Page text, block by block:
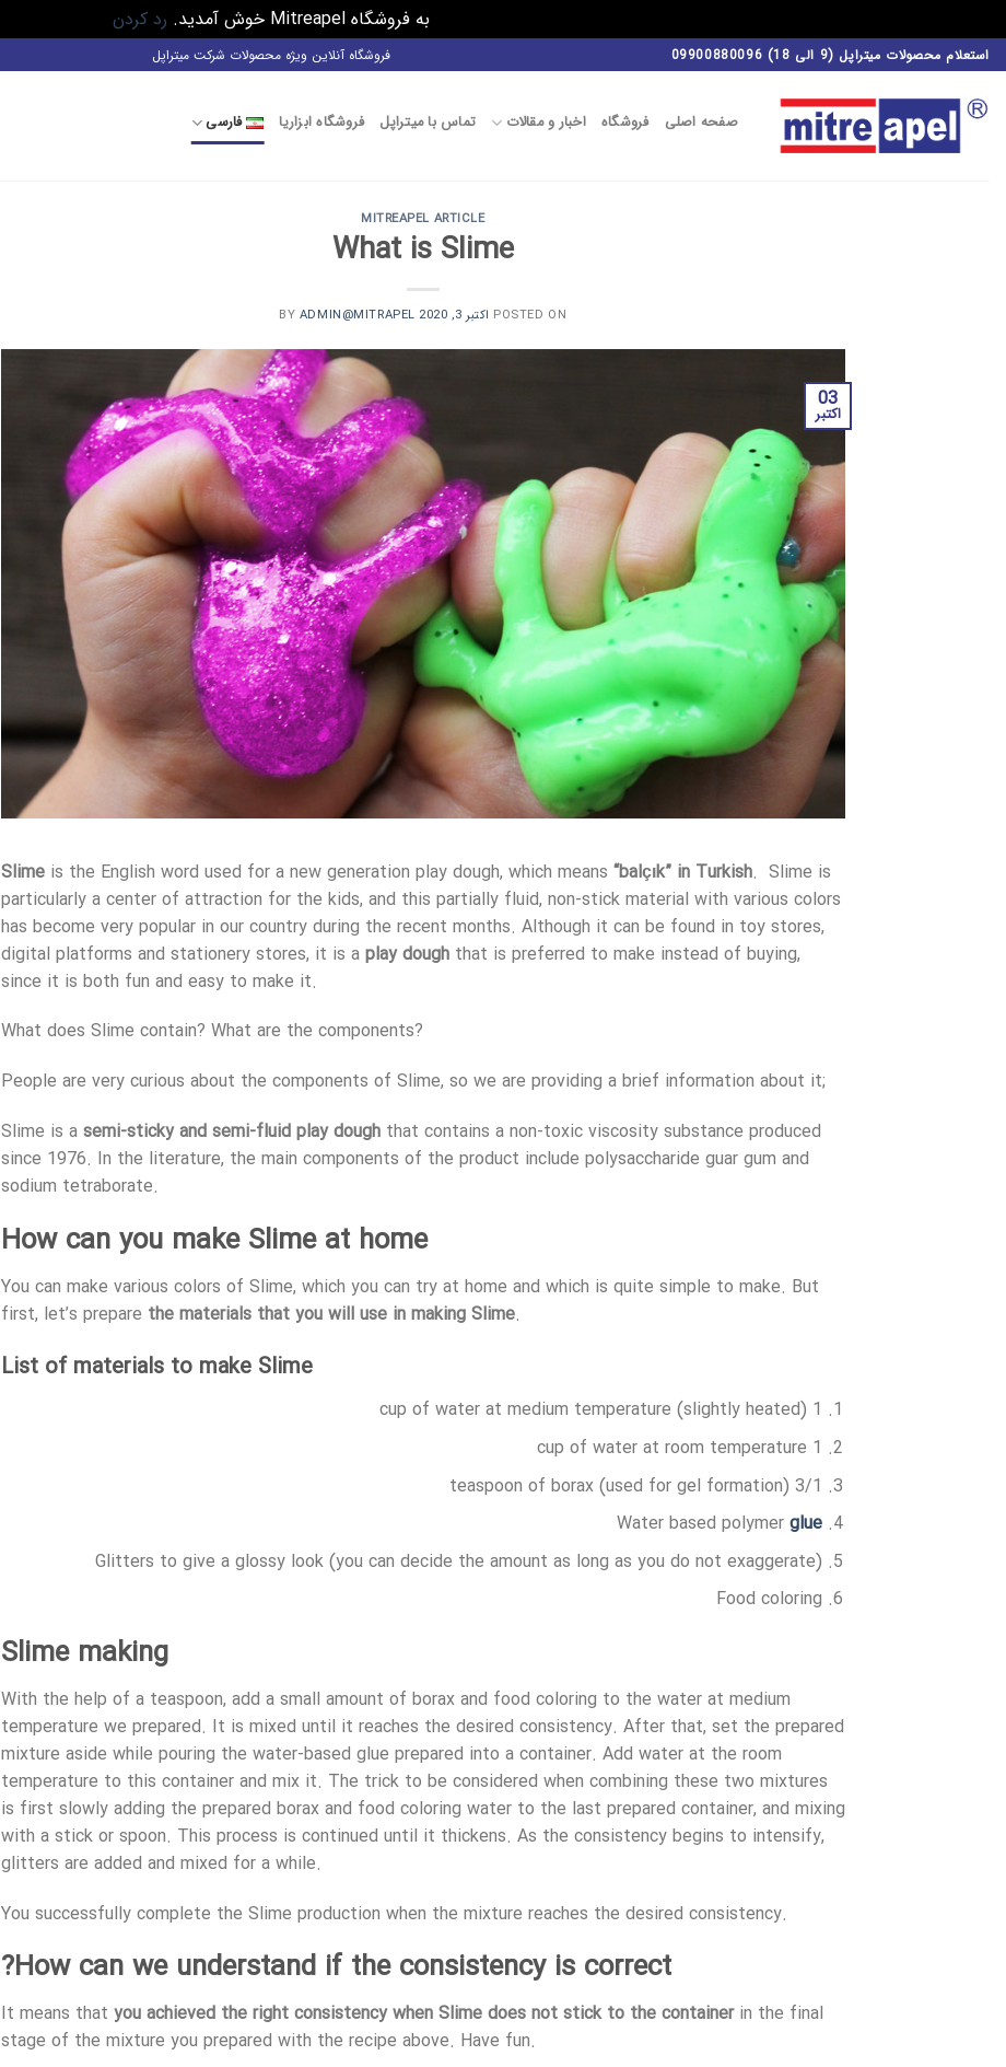
به فروشگاه Mitreapel خوش آمدید.
رد کردن
رفتن
به
محتوا
استعلام محصولات میتراپل (9 الی 18) 09900880096 فروشگاه آنلاین ویژه محصولات شرکت میتراپل
صفحه اصلی فروشگاه اخبار و مقالات تماس با میتراپل فروشگاه ابزاریا فارسی
MITREAPEL ARTICLE
What is Slime
POSTED ON اکتبر 3, 2020 ADMIN@MITRAPEL
03
اکتبر
Slimeis the English word used for a new generation play dough, which means “balçık” in Turkish. Slime is
particularly a center of attraction for the kids, and this partially fluid, non-stick material with various colors
has become very popular in our country during the recent months. Although it can be found in toy stores,
digital platforms and stationery stores, it is a play doughthat is preferred to make instead of buying,
since it is both fun and easy to make it.
What does Slime contain? What are the components?
People are very curious about the components of Slime, so we are providing a brief information about it;
Slime is a semi-sticky and semi-fluid play doughthat contains a non-toxic viscosity substance produced
since 1976. In the literature, the main components of the product include polysaccharide guar gum and
sodium tetraborate.
How can you make Slime at home
You can make various colors of Slime, which you can try at home and which is quite simple to make. But
first, let’s prepare the materials that you will use in making Slime.
List of materials to make Slime
1 cup of water at medium temperature (slightly heated)
1 cup of water at room temperature
3/1 teaspoon of borax (used for gel formation)
Water based polymerglue
Glitters to give a glossy look (you can decide the amount as long as you do not exaggerate)
Food coloring
Slime making
With the help of a teaspoon, add a small amount of borax and food coloring to the water at medium
temperature we prepared. It is mixed until it reaches the desired consistency. After that, set the prepared
mixture aside while pouring the water-based glue prepared into a container. Add water at the room
temperature to this container and mix it. The trick to be considered when combining these two mixtures
is first slowly adding the prepared borax and food coloring water to the last prepared container, and mixing
with a stick or spoon. This process is continued until it thickens. As the consistency begins to intensify,
glitters are added and mixed for a while.
You successfully complete the Slime production when the mixture reaches the desired consistency.
How can we understand if the consistency is correct?
It means that you achieved the right consistency when Slime does not stick to the container in the final
stage of the mixture you prepared with the recipe above. Have fun.